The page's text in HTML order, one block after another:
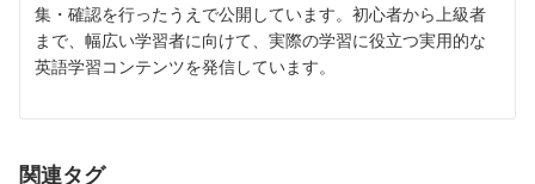
集・確認を行ったうえで公開しています。初心者から上級者
まで、幅広い学習者に向けて、実際の学習に役立つ実用的な
英語学習コンテンツを発信しています。
関連タグ